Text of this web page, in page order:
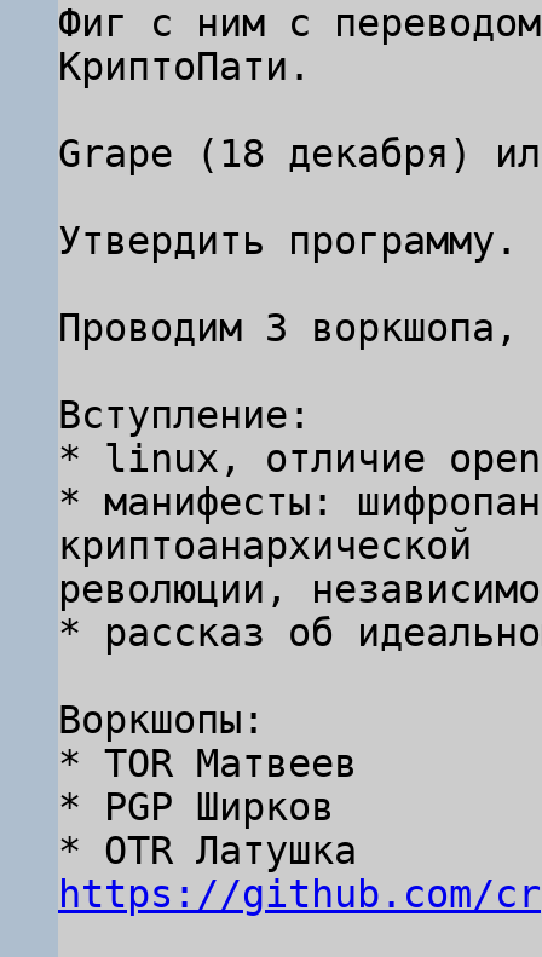
Фиг с ним с
КриптоПати.
Grape (18 декабря)
Утвердить программу.
Проводим 3 воркшопа,
Вступление:
* linux, отличие
* манифесты:
криптоанархической
революции,
* рассказ об
Воркшопы:
* TOR Матвеев
* PGP Ширков
https://github.com/